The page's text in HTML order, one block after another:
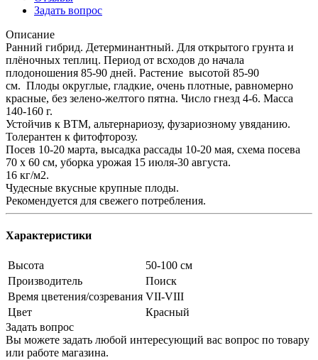
Задать вопрос
Описание
Ранний гибрид. Детерминантный. Для открытого грунта и
плёночных теплиц. Период от всходов до начала
плодоношения 85-90 дней. Растение высотой 85-90
см. Плоды округлые, гладкие, очень плотные, равномерно
красные, без зелено-желтого пятна. Число гнезд 4-6. Масса
140-160 г.
Устойчив к ВТМ, альтернариозу, фузариозному увяданию.
Толерантен к фитофторозу.
Посев 10-20 марта, высадка рассады 10-20 мая, схема посева
70 х 60 см, уборка урожая 15 июля-30 августа.
16 кг/м2.
Чудесные вкусные крупные плоды.
Рекомендуется для свежего потребления.
Характеристики
Высота
50-100 см
Производитель
Поиск
Время цветения/созревания VII-VIII
Цвет
Красный
Задать вопрос
Вы можете задать любой интересующий вас вопрос по товару
или работе магазина.